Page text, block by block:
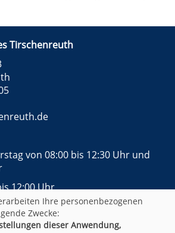
Tirschenreuth
von 08:00 bis 12:30 Uhr und
12:00 Uhr
Facebook
Instagram
Widerrufsformular
Ihre personenbezogenen
Zwecke:
dieser Anwendung,